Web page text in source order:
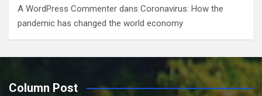
A WordPress Commenter dans Coronavirus: How the
pandemic has changed the world economy
Column Post